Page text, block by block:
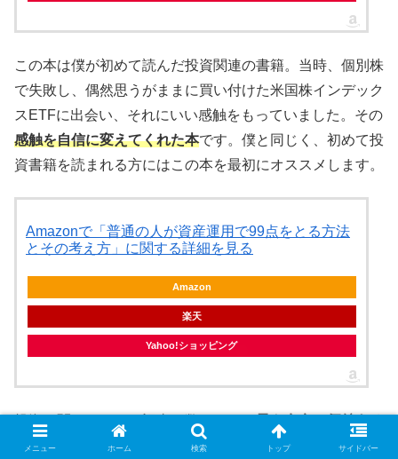
この本は僕が初めて読んだ投資関連の書籍。当時、個別株
で失敗し、偶然思うがままに買い付けた米国株インデック
スETFに出会い、それにいい感触をもっていました。その
感触を自信に変えてくれた本です。僕と同じく、初めて投
資書籍を読まれる方にはこの本を最初にオススメします。
Amazonで「普通の人が資産運用で99点をとる方法
とその考え方」に関する詳細を見る
Amazon
楽天
Yahoo!ショッピング
投資に関するネット記事は数あれど、
最も有名で価値ある
記事はコレなのでは？という記事の書籍版です。 ぜひ投資
メニュー ホーム 検索 トップ サイドバー